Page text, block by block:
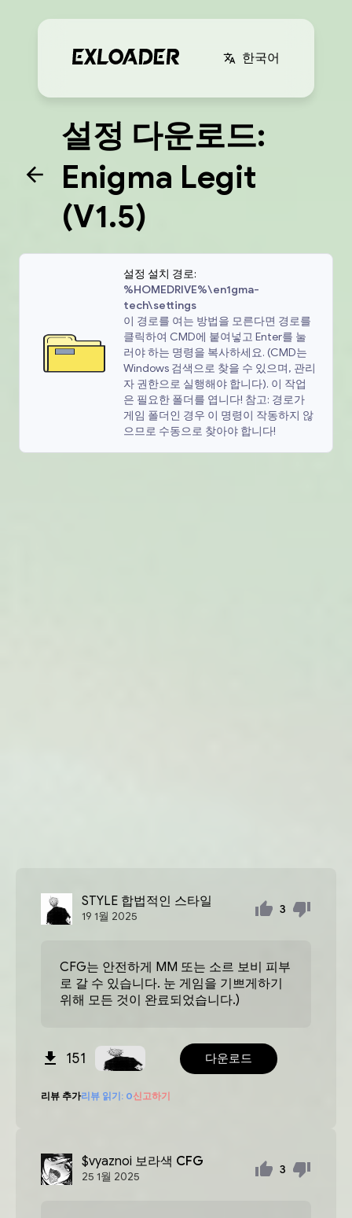
한국어
설정 다운로드:
Enigma Legit
(V1.5)
설정 설치 경로:
%HOMEDRIVE%\en1gma-
tech\settings
이 경로를 여는 방법을 모른다면 경로를
클릭하여 CMD에 붙여넣고 Enter를 눌
러야 하는 명령을 복사하세요. (CMD는
Windows 검색으로 찾을 수 있으며, 관리
자 권한으로 실행해야 합니다). 이 작업
은 필요한 폴더를 엽니다! 참고: 경로가
게임 폴더인 경우 이 명령이 작동하지 않
으므로 수동으로 찾아야 합니다!
STYLE 합법적인 스타일
19 1월 2025
3
CFG는 안전하게 MM 또는 소르 보비 피부
로 갈 수 있습니다. 눈 게임을 기쁘게하기
위해 모든 것이 완료되었습니다.)
151 다운로드
리뷰 추가리뷰 읽기: 0신고하기
$vyaznoi 보라색 CFG
25 1월 2025
3